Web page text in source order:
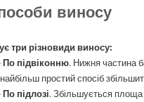
виносу
три різновиди виносу:
По підвіконню. Нижня частина
простий спосіб
По підлозі. Збільшується площа